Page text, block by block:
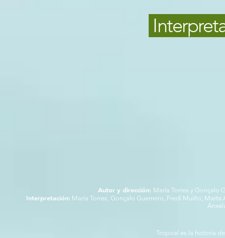
Autor y dirección: María Torres y Gonçalo
Interpretación: María Torres, Gonçalo Guerreiro, Fredi Muíño, Marta
Tropical es la historia